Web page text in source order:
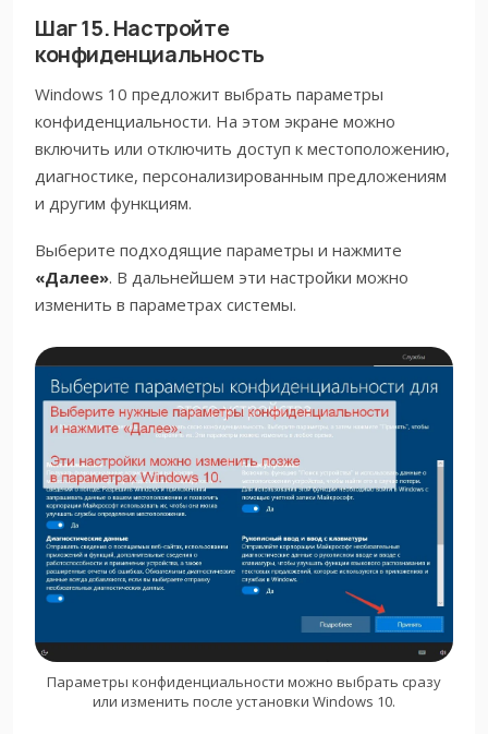
Шаг 15. Настройте
конфиденциальность
Windows 10 предложит выбрать параметры
конфиденциальности. На этом экране можно
включить или отключить доступ к местоположению,
диагностике, персонализированным предложениям
и другим функциям.
Выберите подходящие параметры и нажмите
«Далее». В дальнейшем эти настройки можно
изменить в параметрах системы.
Параметры конфиденциальности можно выбрать сразу
или изменить после установки Windows 10.